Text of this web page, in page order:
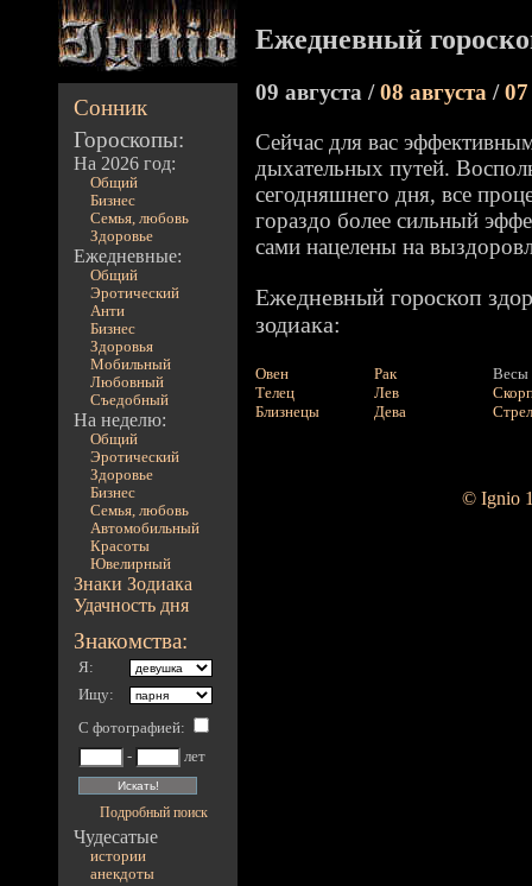
Сонник
Гороскопы:
На 2026 год:
Общий
Бизнес
Семья, любовь
Здоровье
Ежедневные:
Общий
Эротический
Анти
Бизнес
Здоровья
Мобильный
Любовный
Съедобный
На неделю:
Общий
Эротический
Здоровье
Бизнес
Семья, любовь
Автомобильный
Красоты
Ювелирный
Знаки Зодиака
Удачность дня
Знакомства:
Я:
Ищу:
С фотографией:
-
лет
Подробный поиск
Чудесатые
истории
анекдоты
Ежедневный
09 августа /08 августа /
Сейчас для вас
дыхательных путей.
сегодняшнего дня, все
гораздо более сильный
сами нацелены на
Ежедневный гороскоп
зодиака:
Овен
Телец
Близнецы
Рак
Лев
Дева
Весы
© Ignio